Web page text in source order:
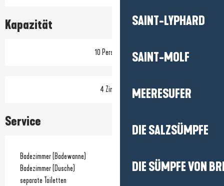
SAINT-LYPHARD
SAINT-MOLF
MEERESUFER
DIE SALZSÜMPFE
DIE SÜMPFE VON
Kapazität
10 Person(en)
4 Zimmer
Service
Badezimmer (Badewanne)
Badezimmer (Dusche)
separate Toiletten